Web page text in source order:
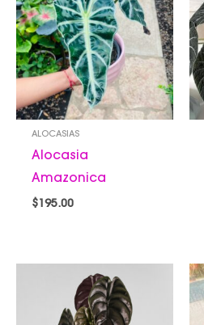
ALOCASIAS
Alocasia
Amazonica
$195.00